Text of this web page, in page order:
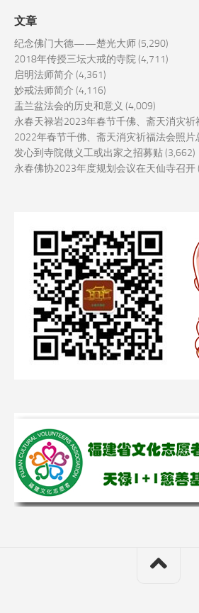
文章
纪念佛门大德——楚光大师(5,290)
2018年传授三坛大戒的寺院(4,711)
启明法师简介 (4,361)
妙戒法师简介 (4,116)
盂兰盆法会的历史和意义 (4,009)
永春天禄岩2023年春节千佛、斋天消灾祈
2022年春节千佛、斋天消灾祈福法会照片
发心到寺院做义工或出家之招募贴(3,662)
永春佛协2023年度规划会议在天仙寺召开